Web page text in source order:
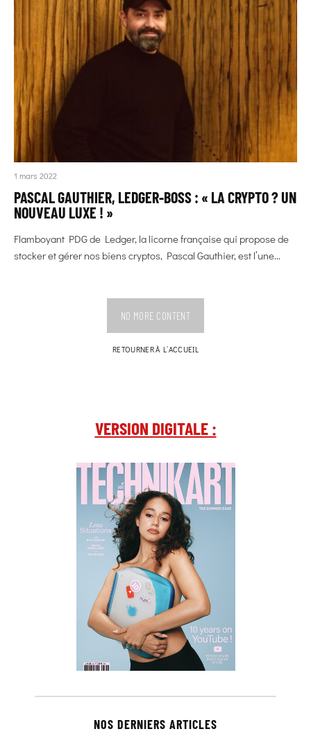
1 mars 2022
PASCAL GAUTHIER, LEDGER-BOSS : « LA CRYPTO ? UN
NOUVEAU LUXE ! »
Flamboyant PDG de Ledger, la licorne française qui propose de
stocker et gérer nos biens cryptos, Pascal Gauthier, est l’une...
NO MORE CONTENT
RETOURNER À L’ACCUEIL
VERSION DIGITALE :
NOS DERNIERS ARTICLES